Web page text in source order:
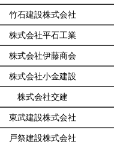
竹石建設株式会社
株式会社平石工業
株式会社伊藤商会
株式会社小金建設
株式会社交建
東武建設株式会社
戸祭建設株式会社